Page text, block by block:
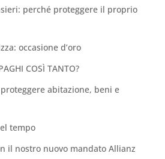
perché proteggere il proprio
occasione d’oro
COSÌ TANTO?
abitazione, beni e
tempo
il nostro nuovo mandato Allianz